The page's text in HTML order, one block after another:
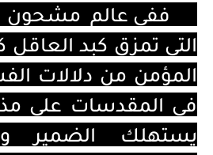
ففي عالم مشحون
التي تمزق كبد
المؤمن من دلالات
في المقدسات على
يستهلك الضمير